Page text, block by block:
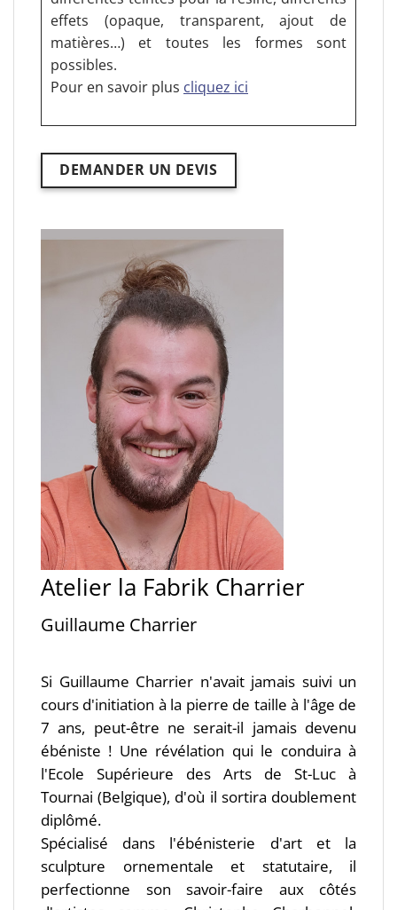
effets (opaque, transparent, ajout de
matières…) et toutes les formes sont
possibles.
Pour en savoir plus cliquez ici
DEMANDER UN DEVIS
Atelier la Fabrik Charrier
Guillaume Charrier
Si Guillaume Charrier n'avait jamais suivi un
cours d'initiation à la pierre de taille à l'âge de
7 ans, peut-être ne serait-il jamais devenu
ébéniste ! Une révélation qui le conduira à
l'Ecole Supérieure des Arts de St-Luc à
Tournai (Belgique), d'où il sortira doublement
diplômé.
Spécialisé dans l'ébénisterie d'art et la
sculpture ornementale et statutaire, il
perfectionne son savoir-faire aux côtés